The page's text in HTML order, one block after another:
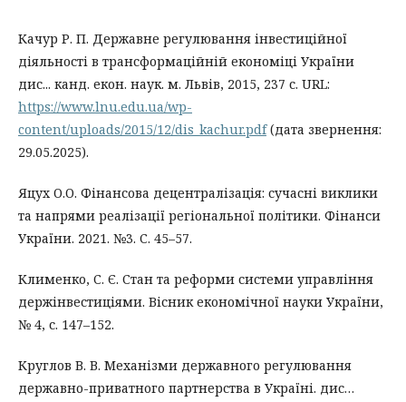
Качур Р. П. Державне регулювання інвестиційної
діяльності в трансформаційній економіці України
дис... канд. екон. наук. м. Львів, 2015, 237 с. URL:
https://www.lnu.edu.ua/wp-
content/uploads/2015/12/dis_kachur.pdf(дата звернення:
29.05.2025).
Яцух О.О. Фінансова децентралізація: сучасні виклики
та напрями реалізації регіональної політики. Фінанси
України. 2021. №3. С. 45–57.
Клименко, С. Є. Стан та реформи системи управління
держінвестиціями. Вісник економічної науки України,
№ 4, с. 147–152.
Круглов В. В. Механізми державного регулювання
державно-приватного партнерства в Україні. дис…